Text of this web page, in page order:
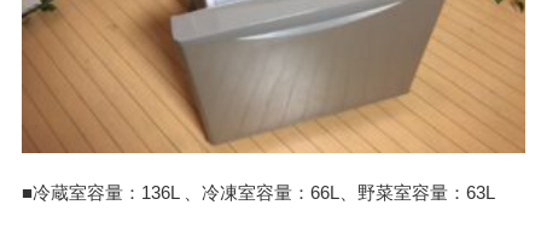
■冷蔵室容量：136L 、冷凍室容量：66L、野菜室容量：63L